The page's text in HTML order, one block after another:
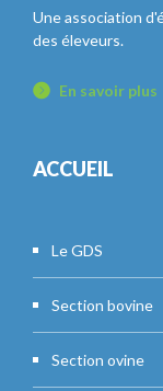
Une association
des éleveurs.
En savoir plus
ACCUEIL
Le GDS
Section bovine
Section ovine